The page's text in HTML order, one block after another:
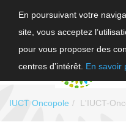
En poursuivant votre
site, vous acceptez
pour vous proposer des
centres d’intérêt. En savoir
IUCT Oncopole L'IUCT-